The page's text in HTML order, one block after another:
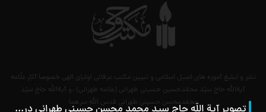
نشر و تبلیغ آموزه های اصیل اسلامی و تبیین مکتب عرفانی اولیای الهی خصوصا آثار علّامه
آیةالله حاج سیّد محمّدحسین حسینی طهرانی (علامه طهرانی) .و آیةالله حاج سیّد
محمّدمحسن حسینی طهرانی قدس الله سرهما